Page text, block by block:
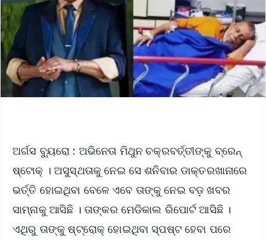
ଅର୍ଗସ ବ୍ୟୁରୋ : ଅଭିନେତା ମିଥୁନ ଚକ୍ରବର୍ତ୍ତୀଙ୍କୁ ବ୍ରେନ୍‌
ଷ୍ଟୋକ୍‌ । ଅସୁସ୍ଥତାକୁ ନେଇ ସେ ଶନିବାର ଡାକ୍ତରଖାନାରେ
ଭର୍ତ୍ତି ହୋଇଥିବା ବେଳେ ଏବେ ତାଙ୍କୁ ନେଇ ବଡ଼ ଖବର
ସାମ୍ନାକୁ ଆସିଛି । ତାଙ୍କର ମେଡିକାଲ ରିପୋର୍ଟ ଆସିଛି ।
ଏଥିରୁ ତାଙ୍କୁ ଷ୍ଟ୍ରୋକ୍‌ ହୋଇଥିବା ସ୍ପଷ୍ଟ ହେବା ପରେ